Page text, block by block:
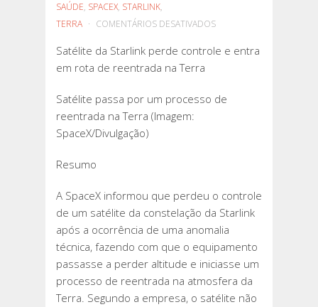
SAÚDE, SPACEX, STARLINK,
TERRA
COMENTÁRIOS DESATIVADOSEM
DA
DE
REENTRADA
NA
TERRA
Satélite da Starlink perde controle e entra
em rota de reentrada na Terra
Satélite passa por um processo de
reentrada na Terra (Imagem:
SpaceX/Divulgação)
Resumo
A SpaceX informou que perdeu o controle
de um satélite da constelação da Starlink
após a ocorrência de uma anomalia
técnica, fazendo com que o equipamento
passasse a perder altitude e iniciasse um
processo de reentrada na atmosfera da
Terra. Segundo a empresa, o satélite não